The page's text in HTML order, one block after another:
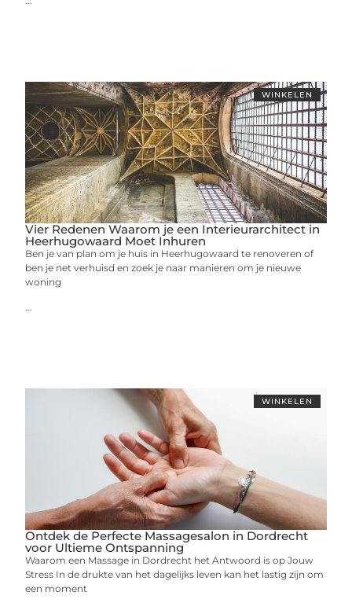
WINKELEN
Vier Redenen Waarom je een Interieurarchitect in
Heerhugowaard Moet Inhuren
Ben je van plan om je huis in Heerhugowaard te renoveren of
ben je net verhuisd en zoek je naar manieren om je nieuwe
woning
WINKELEN
Ontdek de Perfecte Massagesalon in Dordrecht
voor Ultieme Ontspanning
Waarom een Massage in Dordrecht het Antwoord is op Jouw
Stress In de drukte van het dagelijks leven kan het lastig zijn om
een moment